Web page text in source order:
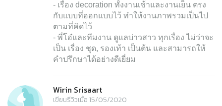
- เรื่อง decoration ทั้งงานเช้าและงานเย็น ตรง
กับแบบที่ออกแบบไว้ ทำให้งานภาพรวมเป็นไป
ตามที่คิดไว้
- พี่โอ๋และทีมงาน ดูแลบ่าวสาว ทุกเรื่อง ไม่ว่าจะ
เป็น เรื่อง ชุด, รองเท้า เป็นต้น และสามารถให้
คำปรึกษาได้อย่างดีเยี่ยม
Wirin Srisaart
เขียนรีวิวเมื่อ 15/05/2020